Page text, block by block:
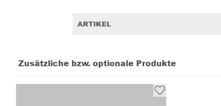
ARTIKEL
Zusätzliche bzw. optionale Produkte